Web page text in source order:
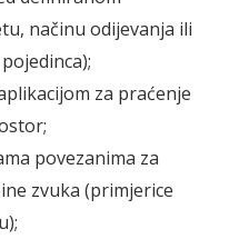
načinu odijevanja ili
za praćenje
povezanima za
zvuka (primjerice